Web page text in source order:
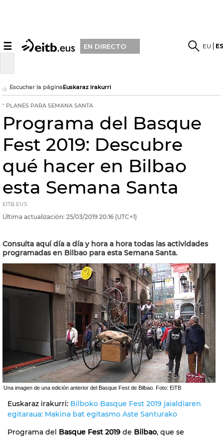
☰ EN DIRECTO EU
Escuchar la páginaEuskaraz irakurri
PLANES PARA SEMANA SANTA
Programa del Basque
Fest 2019: Descubre
qué hacer en Bilbao
esta Semana Santa
EITB.EUS
Última actualización: 25/03/2019 20:16 (UTC+1)
Consulta aquí día a día y hora a hora todas las actividades
programadas en Bilbao para esta Semana Santa.
Una imagen de una edición anterior del Basque Fest de Bilbao. Foto: EiTB
Euskaraz irakurri: Bilboko Basque Fest 2019 jaialdiaren
egitaraua: Makina bat egitasmo Aste Santurako
Programa del Basque Fest 2019 de Bilbao, que se